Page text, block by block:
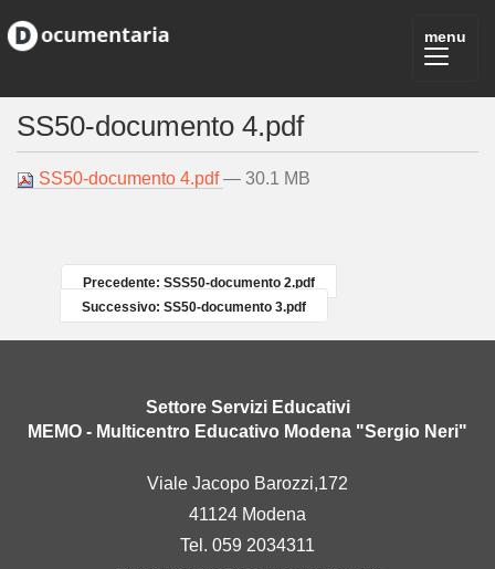
SS50-documento 4.pdf
SS50-documento 4.pdf— 30.1 MB
Precedente: SSS50-documento 2.pdf
Successivo: SS50-documento 3.pdf
Settore Servizi Educativi
MEMO - Multicentro Educativo Modena "Sergio Neri"
Viale Jacopo Barozzi,172
41124 Modena
Tel. 059 2034311